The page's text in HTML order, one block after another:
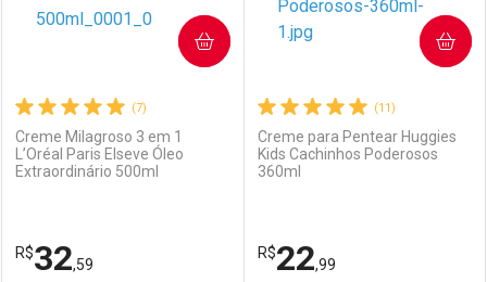
Comprar sem Desconto
Por R$ 14,59/cada
Por R$ 14,59/cada
Comprar sem Desconto
Por R$ 13,12/cada
Por R$ 13,12/cada
(7)
Creme Milagroso 3 em 1
L’Oréal Paris Elseve Óleo
Extraordinário 500ml
R$32,59
COMPRAR
(11)
Creme para Pentear Huggies
Kids Cachinhos Poderosos
360ml
R$22,99
COMPRAR